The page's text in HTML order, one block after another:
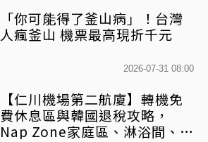
「你可能得了釜山病」！台灣
人瘋釜山 機票最高現折千元
2026-07-31 08:00
【仁川機場第二航廈】轉機免
費休息區與韓國退稅攻略，
Nap Zone家庭區、淋浴間、美